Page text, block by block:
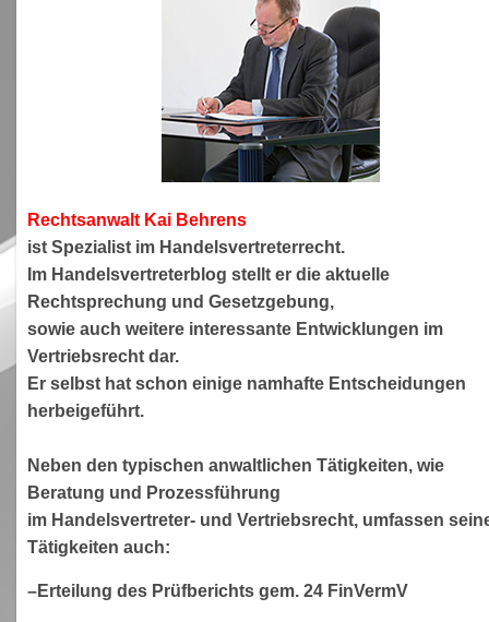
Rechtsanwalt Kai Behrens
ist Spezialist im Handelsvertreterrecht.
Im Handelsvertreterblog stellt er die aktuelle
Rechtsprechung und Gesetzgebung,
sowie auch weitere interessante Entwicklungen im
Vertriebsrecht dar.
Er selbst hat schon einige namhafte Entscheidungen
herbeigeführt.
Neben den typischen anwaltlichen Tätigkeiten, wie
Beratung und Prozessführung
im Handelsvertreter- und Vertriebsrecht, umfassen
Tätigkeiten auch:
–Erteilung des Prüfberichts gem. 24 FinVermV